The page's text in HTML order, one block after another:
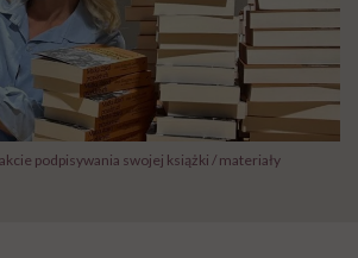
podpisywania swojej książki / materiały